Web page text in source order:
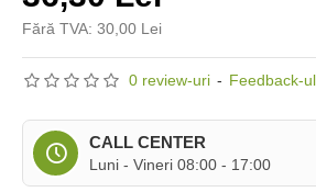
0 review-uri - Feedback-
Fără TVA: 30,00 Lei
CALL CENTER
Luni - Vineri 08:00 - 17:00